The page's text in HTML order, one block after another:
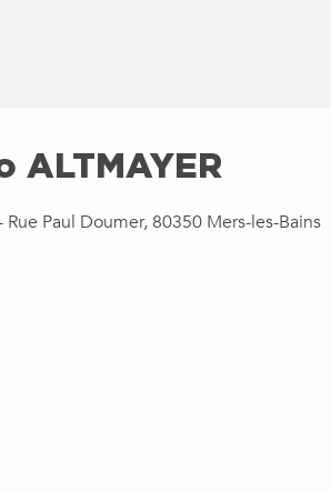
ALTMAYER
Paul Doumer, 80350 Mers-les-Bains